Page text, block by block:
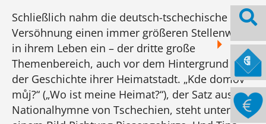
Schließlich nahm die deutsch-tschechische
Versöhnung einen immer größeren Stellenwert
in ihrem Leben ein – der dritte große
Themenbereich, auch vor dem Hintergrund und
der Geschichte ihrer Heimatstadt. „Kde domov
můj?“ („Wo ist meine Heimat?“), der Satz aus der
Nationalhymne von Tschechien, steht unter